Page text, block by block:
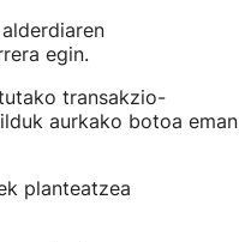
egin.
transakzio-
aurkako botoa eman
planteatzea